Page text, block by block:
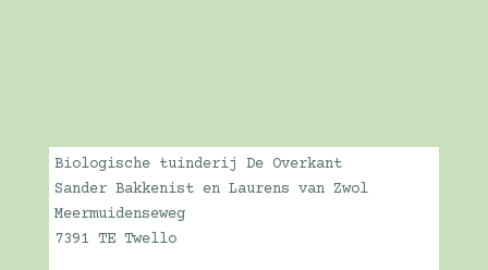
Biologische tuinderij De Overkant
Sander Bakkenist en Laurens van Zwol
Meermuidenseweg
7391 TE Twello